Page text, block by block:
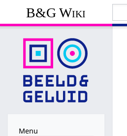
B&G Wiki
Menu